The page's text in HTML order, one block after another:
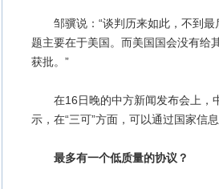
邹骥说：“谈判历来如此，不到最
题主要在于美国。而美国国会没有给
获批。”
在16日晚的中方新闻发布会上，
示，在“三可”方面，可以通过国家信
最多有一个低质量的协议？